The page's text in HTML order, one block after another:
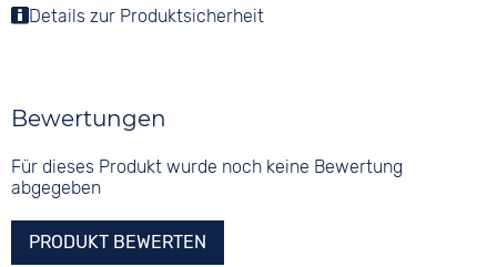
Details zur Produktsicherheit
Bewertungen
Für dieses Produkt wurde noch keine Bewertung
abgegeben
PRODUKT BEWERTEN